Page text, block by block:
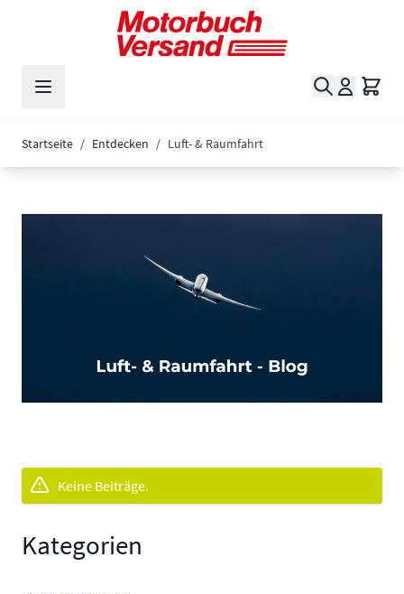
Zum Inhalt springen
Suche
Startseite / Entdecken / Luft- & Raumfahrt
Kategorien
Keine Beiträge.